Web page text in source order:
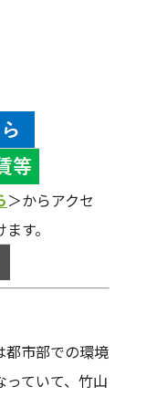
＞からアクセ
す。
都市部での環境
ていて、竹山